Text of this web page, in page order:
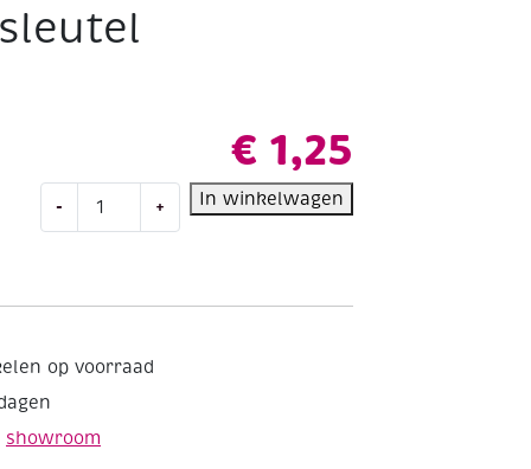
€ 1,25
- + In winkelwagen
op voorraad
showroom